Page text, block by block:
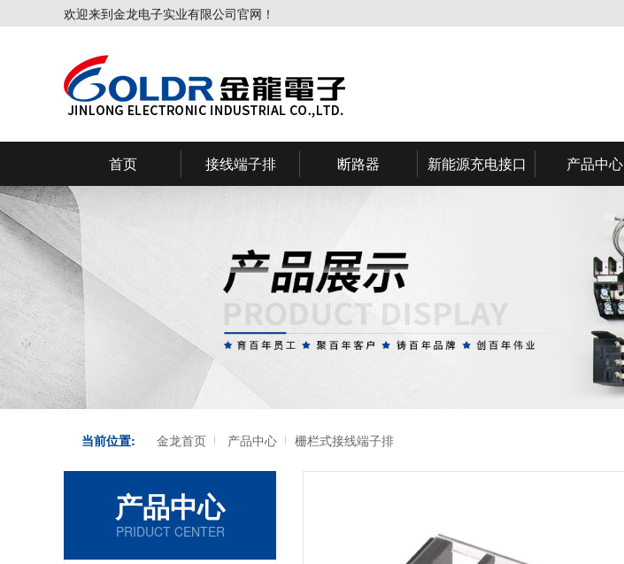
欢迎来到金龙电子实业有限公司官网！
首页 接线端子排 断路器 新能源充电接口 产品中心
当前位置: 金龙首页 产品中心 栅栏式接线端子排
产品中心
PRIDUCT CENTER